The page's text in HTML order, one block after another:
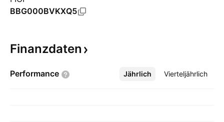
BBG000BVKXQ5
Finanzdaten
Performance Jährlich Vierteljährlich
Mehr